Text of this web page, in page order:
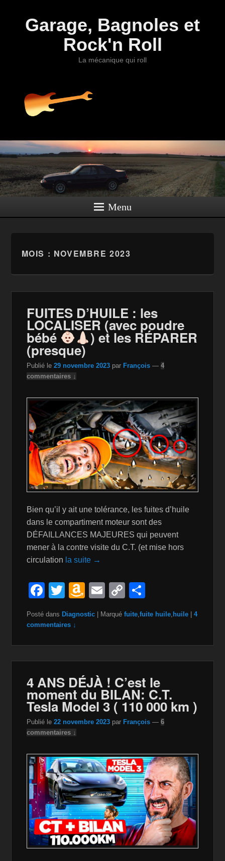
Garage, Bagnoles et
Rock'n Roll
La mécanique qui roll
Menu
MOIS : NOVEMBRE 2023
FUITES D’HUILE : les
LOCALISER (avec poudre
bébé ) et les RÉPARER
(presque)
Publié le29 novembre 2023 par François —4
commentaires ↓
Bien qu’il y ait une tolérance, les fuites d’huile
dans le compartiment moteur sont des
DÉFAILLANCES MAJEURES qui peuvent
mener à la contre visite du C.T. (et mise hors
circulation la suite →
F
c
o
k
T
tt
A
a
W
is
h
st
E
ail
C
p
k
ta
Posté dans Diagnostic Marqué fuite,fuite huile, huile |4
commentaires ↓
4 ANS DÉJÀ ! C’est le
moment du BILAN: C.T.
Tesla Model 3 ( 110 000 km )
Publié le22 novembre 2023 par François —6
commentaires ↓